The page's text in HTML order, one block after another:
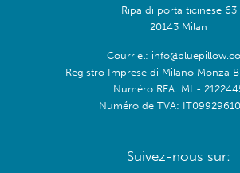
Ripa di porta ticinese 63
20143 Milan
Courriel:
Registro Imprese di Milano Monza
Numéro REA: MI -
Numéro de TVA:
Suivez-nous sur: